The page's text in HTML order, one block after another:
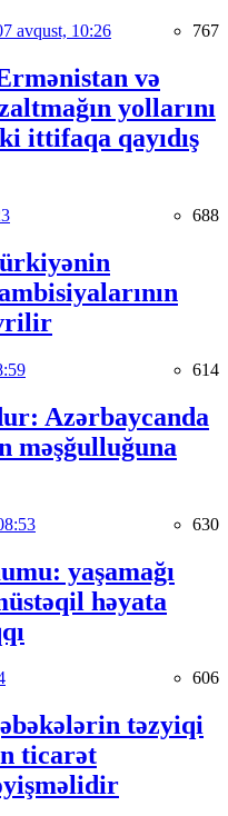
avqust, 10:26 767
və
yollarını
ittifaqa qayıdış
688
614
Azərbaycanda
məşğulluğuna
630
yaşamağı
həyata
606
təzyiqi
ticarət